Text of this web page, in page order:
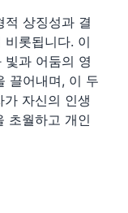
적 상징성과 결
롯됩니다. 이
빛과 어둠의 영
끌어내며, 이 두
자신의 인생
초월하고 개인